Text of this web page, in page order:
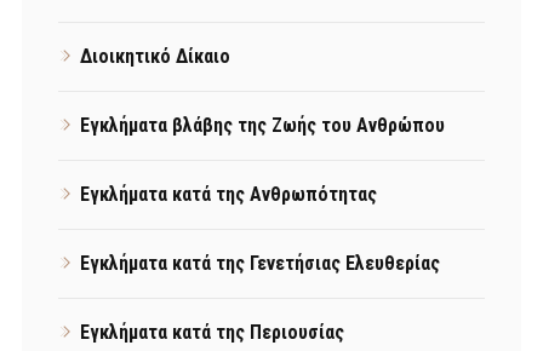
Διοικητικό Δίκαιο
Εγκλήματα βλάβης της Ζωής του Ανθρώπου
Εγκλήματα κατά της Ανθρωπότητας
Εγκλήματα κατά της Γενετήσιας Ελευθερίας
Εγκλήματα κατά της Περιουσίας